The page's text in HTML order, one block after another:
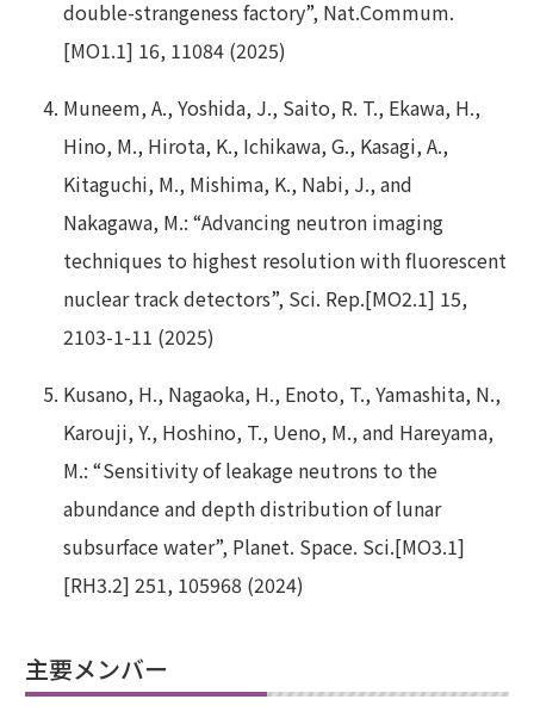
double-strangeness factory”, Nat.Commum.
[MO1.1] 16, 11084 (2025)
Muneem, A., Yoshida, J., Saito, R. T., Ekawa, H.,
Hino, M., Hirota, K., Ichikawa, G., Kasagi, A.,
Kitaguchi, M., Mishima, K., Nabi, J., and
Nakagawa, M.: “Advancing neutron imaging
techniques to highest resolution with fluorescent
nuclear track detectors”, Sci. Rep.[MO2.1] 15,
2103-1-11 (2025)
Kusano, H., Nagaoka, H., Enoto, T., Yamashita, N.,
Karouji, Y., Hoshino, T., Ueno, M., and Hareyama,
M.: “Sensitivity of leakage neutrons to the
abundance and depth distribution of lunar
subsurface water”, Planet. Space. Sci.[MO3.1]
[RH3.2] 251, 105968 (2024)
主要メンバー